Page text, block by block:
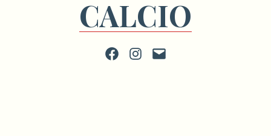
CALCIO
FacebookInstagram
scrivi